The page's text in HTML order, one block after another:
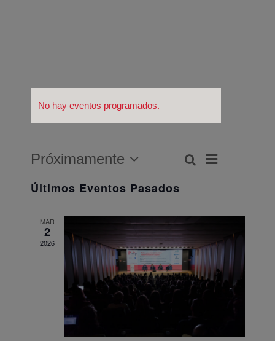
No hay eventos programados.
Navegación
y
vistas
de
Eventos
Buscar
Próximamente
fecha.
Últimos Eventos Pasados
MAR
2
2026